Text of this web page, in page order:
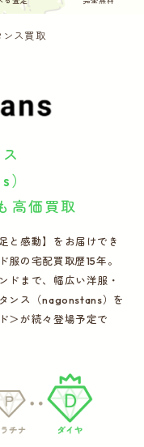
お問い合わせ
ンス買取
高価買取
と感動】をお届けでき
の宅配買取歴15年。
ドまで、幅広い洋服・
ンス（nagonstans）を
＞が続々登場予定で